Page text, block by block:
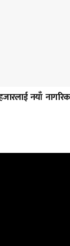
नयाँ